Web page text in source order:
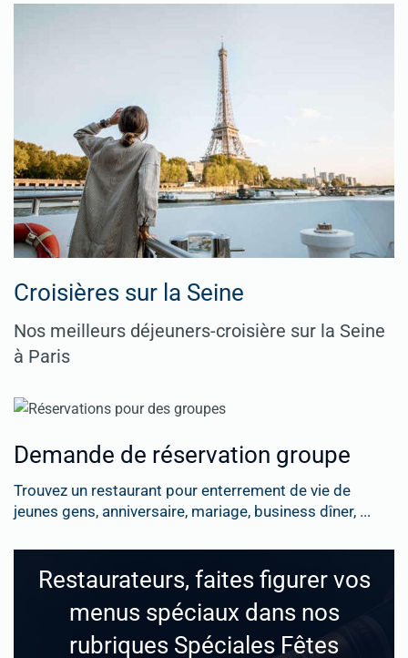
Croisières sur la Seine
Nos meilleurs déjeuners-croisière sur la Seine
à Paris
Demande de réservation groupe
Trouvez un restaurant pour enterrement de vie de
jeunes gens, anniversaire, mariage, business dîner, ...
Restaurateurs, faites figurer vos
menus spéciaux dans nos
rubriques Spéciales Fêtes